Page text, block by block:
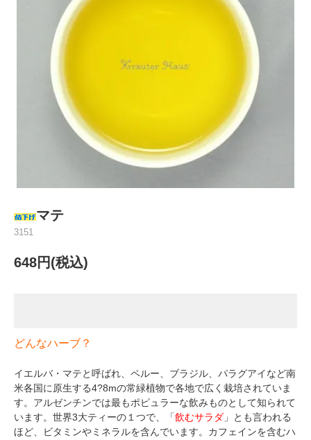
マテ
3151
648円(税込)
どんなハーブ？
イエルバ・マテと呼ばれ、ペルー、ブラジル、パラグアイなど南
米各国に原生する4?8mの常緑植物で各地で広く栽培されていま
す。アルゼンチンでは最もポピュラーな飲みものとして知られて
います。世界3大ティーの１つで、「飲むサラダ 」とも言われる
ほど、ビタミンやミネラルを含んでいます。カフェインを含むハ